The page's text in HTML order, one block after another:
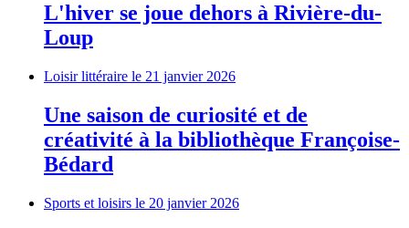
L'hiver se joue dehors à Rivière-du-
Loup
Loisir littéraire le 21 janvier 2026
Une saison de curiosité et de
créativité à la bibliothèque Françoise-
Bédard
Sports et loisirs le 20 janvier 2026